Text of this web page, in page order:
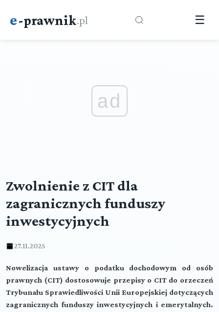
e-prawnik.pl ☰
ad
Zwolnienie z CIT dla
zagranicznych funduszy
inwestycyjnych
27.11.2025
Nowelizacja ustawy o podatku dochodowym od osób
prawnych (CIT) dostosowuje przepisy o CIT do orzeczeń
Trybunału Sprawiedliwości Unii Europejskiej dotyczących
zagranicznych funduszy inwestycyjnych i emerytalnych.